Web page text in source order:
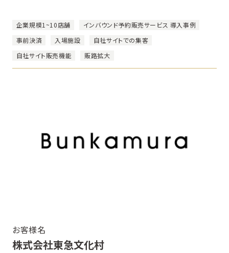
企業規模1~10店舗
インバウンド予約販売サービス 導入事例
事前決済
入場施設
自社サイトでの集客
自社サイト販売機能
販路拡大
お客様名
株式会社東急文化村